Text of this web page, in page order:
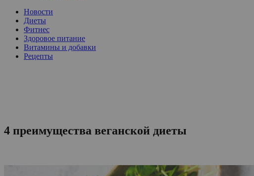
Новости
Диеты
Фитнес
Здоровое питание
Витамины и добавки
Рецепты
4 преимущества веганской диеты